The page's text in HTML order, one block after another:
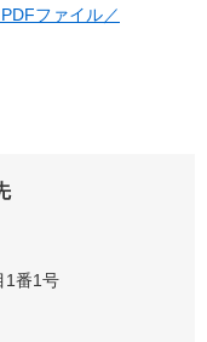
ファイル／
1番1号